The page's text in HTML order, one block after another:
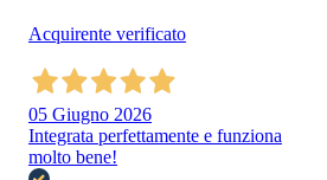
Acquirente verificato
05 Giugno 2026
Integrata perfettamente e funziona
molto bene!